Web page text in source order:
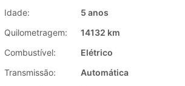
Idade:
5 anos
Quilometragem:
14132 km
Combustível:
Elétrico
Transmissão:
Automática